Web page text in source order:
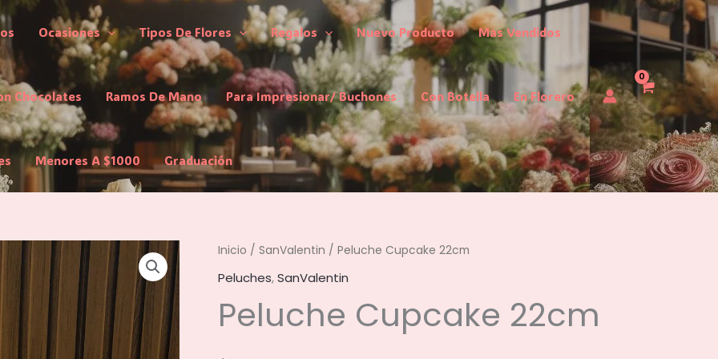
Ocasiones Tipos De Flores Regalos Nuevo Producto Mas Vendidos
Chocolates Ramos De Mano Para Impresionar/ Buchones Con Botella En Florero
Menores A $1000 Graduación
Inicio / SanValentin / Peluche Cupcake 22cm
Peluches,SanValentin
Peluche Cupcake 22cm